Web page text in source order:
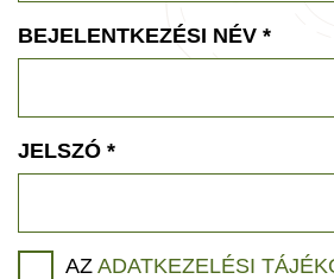
BEJELENTKEZÉSI NÉV *
JELSZÓ *
AZ ADATKEZELÉSI